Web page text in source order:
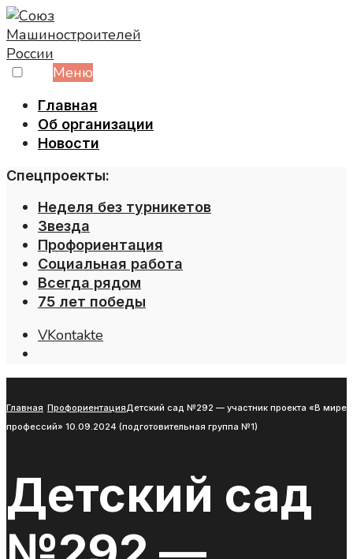
Skip
to
content
Меню
Главная
Об организации
Новости
Спецпроекты:
Неделя без турникетов
Звезда
Профориентация
Социальная работа
Всегда рядом
75 лет победы
VKontakte
Главная ПрофориентацияДетский сад №292 — участник проекта «В мире
профессий» 10.09.2024 (подготовительная группа №1)
Детский сад